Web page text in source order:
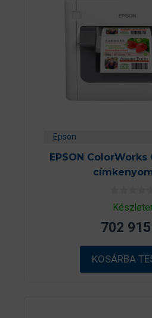
Epson
EPSON ColorWorks
0
a
b
ő
l
702 915
KOSÁRBA